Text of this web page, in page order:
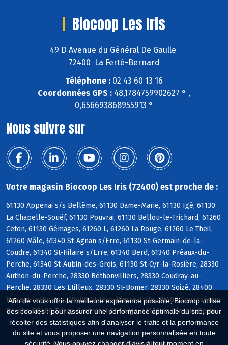
Afin de vous offrir la meilleure expérience possible, Biocoop utilise
des cookies : pour assurer une performance optimale du site, pour
récolter des statistiques afin d'analyser le trafic et la performance
du site et vous proposer une navigation personnalisée en toute
Biocoop Les Iris
49 D Avenue du Général De Gaulle
72400 La Ferté-Bernard
Téléphone : 02 43 60 13 16
Coordonnées GPS : 48,1784759902627 ° ,
0,656693868955913 °
Nous suivre sur
Votre magasin Biocoop Les Iris (72400) est proche de :
61130 Appenai s/s Bellême, 61130 Dame-Marie, 61130 Igé, 61130
La Chapelle-Souëf, 61130 Pouvrai, 61130 Bellou-le-Trichard, 61260
Ceton, 61130 Gémages, 61260 L, 61260 La Rouge, 61260 Le Theil,
61260 Mâle, 61340 St-Agnan s/Erre, 61130 St-Germain-de-la-
Coudre, 61340 St-Hilaire s/Erre, 61340 Berd, 61340 Préaux-du-
Perche, 61340 St-Aubin-des-Grois, 61130 St-Cyr-la-Rosière, 28330
Authon-du-Perche, 28330 Béthonvilliers, 28330 Coudray-au-
Perche, 28330 Les Etilleux, 28330 St-Bomer, 28330 Soizé, 28400
Nogent-le-Rotrou, 28400 St-Jean-Pierre-Fixte, 28400 Souancé-au-
Perche, 28400 Trizay-Coutretot-St-Serge, 41170 Le Plessis-Dorin